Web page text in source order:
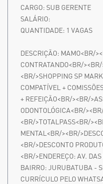
CARGO: SUB GERENTE
SALÁRIO:
QUANTIDADE: 1 VAGAS
DESCRIÇÃO: MAMO<BR/
CONTRATANDO<BR/
<BR/>SHOPPING SP
COMPATÍVEL +
+ REFEIÇÃO<BR/><BR/
ODONTOLÓGICA<BR/
<BR/>TOTALPASS<BR/
MENTAL<BR/><BR/
<BR/>DESCONTO
<BR/>ENDEREÇO: AV.
BAIRRO: JURUBATUBA -
CURRÍCULO PELO